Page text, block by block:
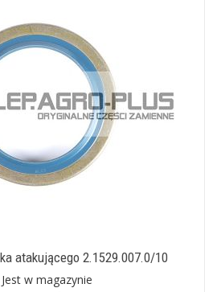
atakującego 2.1529.007.0/10
Jest w magazynie